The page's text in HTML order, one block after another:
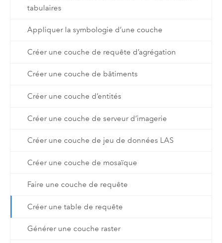
tabulaires
Appliquer la symbologie d’une couche
Créer une couche de requête d’agrégation
Créer une couche de bâtiments
Créer une couche d’entités
Créer une couche de serveur d’imagerie
Créer une couche de jeu de données LAS
Créer une couche de mosaïque
Faire une couche de requête
Créer une table de requête
Générer une couche raster